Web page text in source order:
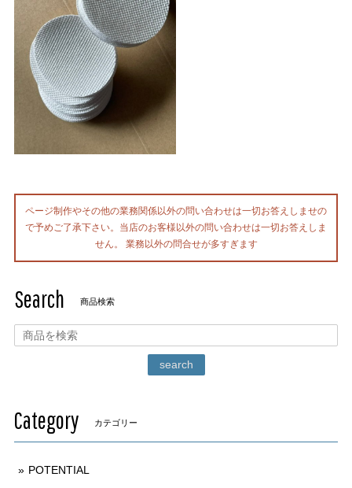
ページ制作やその他の業務関係以外の問い合わせは一切お答えしませの
で予めご了承下さい。当店のお客様以外の問い合わせは一切お答えしま
せん。 業務以外の問合せが多すぎます
Search 商品検索
search
Category カテゴリー
POTENTIAL